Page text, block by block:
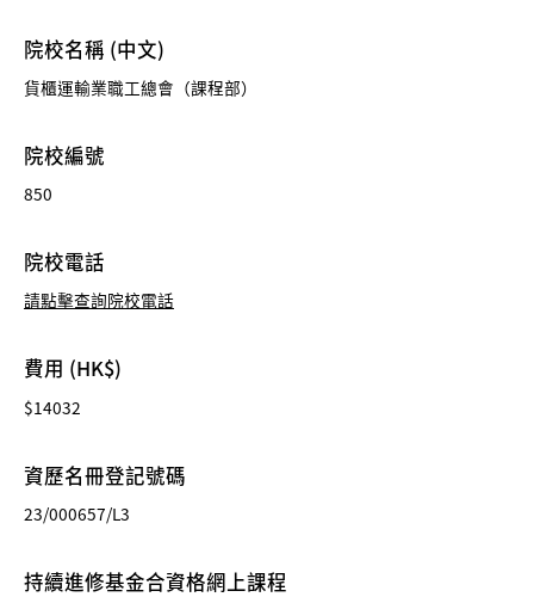
院校名稱 (中文)
貨櫃運輸業職工總會（課程部）
院校編號
850
院校電話
請點擊查詢院校電話
費用 (HK$)
$14032
資歷名冊登記號碼
23/000657/L3
持續進修基金合資格網上課程